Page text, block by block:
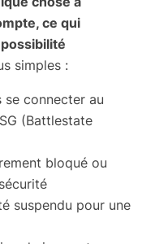
ce qui
simples :
se connecter au
(Battlestate
bloqué ou
suspendu pour une